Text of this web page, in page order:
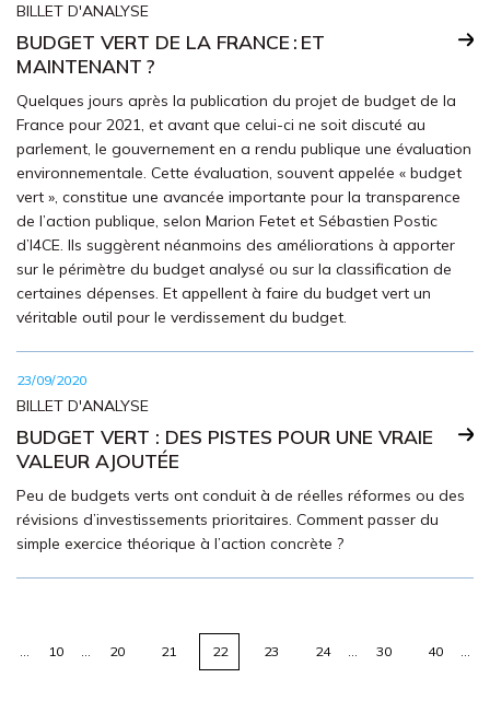
BILLET D'ANALYSE
BUDGET VERT DE LA FRANCE : ET
MAINTENANT ?
Quelques jours après la publication du projet de budget de la
France pour 2021, et avant que celui-ci ne soit discuté au
parlement, le gouvernement en a rendu publique une évaluation
environnementale. Cette évaluation, souvent appelée « budget
vert », constitue une avancée importante pour la transparence
de l’action publique, selon Marion Fetet et Sébastien Postic
d’I4CE. Ils suggèrent néanmoins des améliorations à apporter
sur le périmètre du budget analysé ou sur la classification de
certaines dépenses. Et appellent à faire du budget vert un
véritable outil pour le verdissement du budget.
23/09/2020
BILLET D'ANALYSE
BUDGET VERT : DES PISTES POUR UNE VRAIE
VALEUR AJOUTÉE
Peu de budgets verts ont conduit à de réelles réformes ou des
révisions d’investissements prioritaires. Comment passer du
simple exercice théorique à l’action concrète ?
… 10 … 20 21 22 23 24 … 30 40 …